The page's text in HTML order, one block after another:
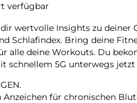
verfügbar
wertvolle Insights zu deiner
Schlafindex. Bring deine
alle deine Workouts. Du
schnellem 5G unterwegs jetzt
Anzeichen für chronischen